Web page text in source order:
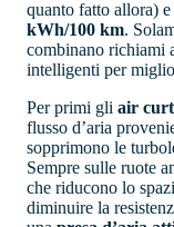
quanto fatto allora) e
kWh/100 km.
combinano richiami
intelligenti per
Per primi gli air
flusso d’aria
sopprimono le
Sempre sulle ruote
che riducono lo
diminuire la